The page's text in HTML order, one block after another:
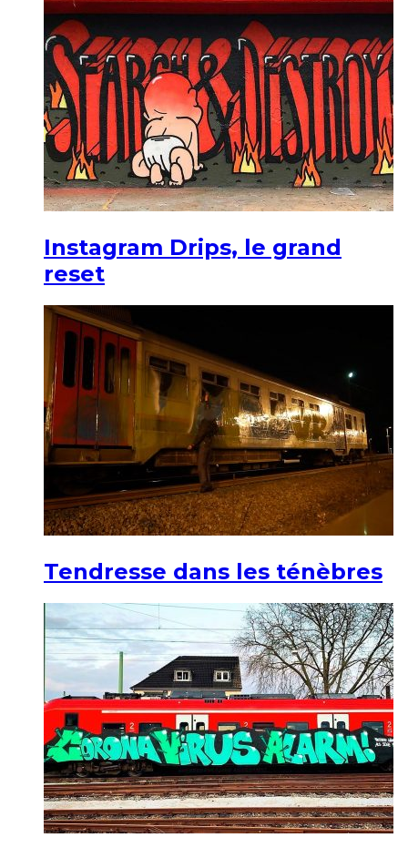
Instagram Drips, le grand
reset
Tendresse dans les ténèbres